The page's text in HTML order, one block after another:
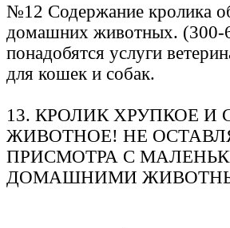
№12 Содержание кролика
домашних животных.
понадобятся услуги
для кошек и собак.
13. КРОЛИК ХРУПКОЕ
ЖИВОТНОЕ! НЕ
ПРИСМОТРА С
ДОМАШНИМИ